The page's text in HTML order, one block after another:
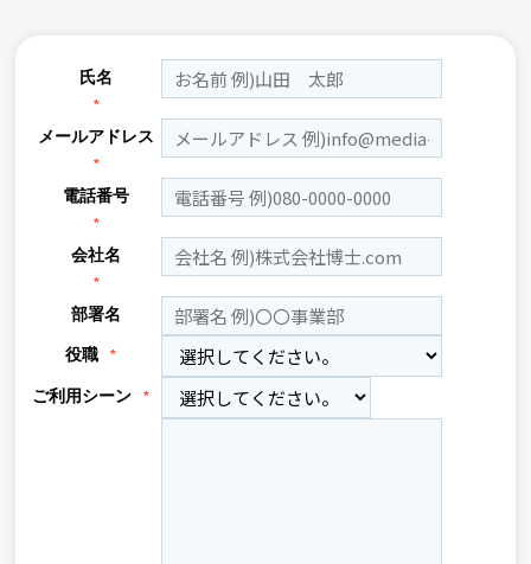
氏名
*
メールアドレス
*
電話番号
*
会社名
*
部署名
役職 *
ご利用シーン *